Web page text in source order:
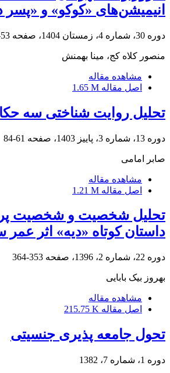
انیمیشن‌های «کوکو» و «پسر
دوره 30، شماره 4، زمستان 1404، صفحه 53-67
منصور کلاه کج، مینا بهمنش
مشاهده مقاله
اصل مقاله 1.65 M
تحلیل روایت‏ شناختی سه
دوره 13، شماره 3، پاییز 1403، صفحه 61-84
صابر امامی
مشاهده مقاله
اصل مقاله 1.21 M
تحلیل شخصیت و شخصیت
داستان کوتاه «دیه» اثر
دوره 22، شماره 2، 1396، صفحه 353-364
بهروز بیک بابایی
مشاهده مقاله
اصل مقاله 215.75 K
تحول جامعه پذیری جنسیتی
دوره 1، شماره 7، 1382